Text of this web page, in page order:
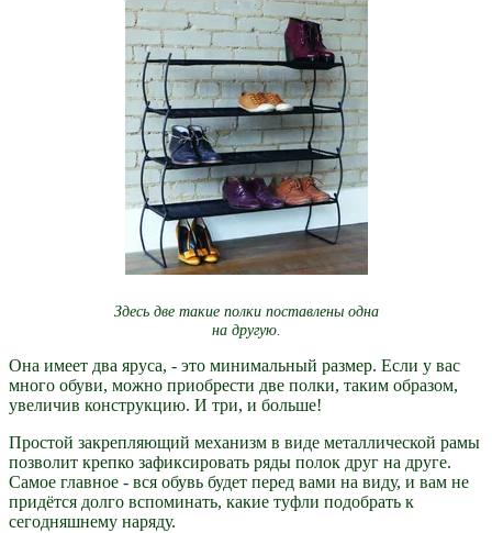
Здесь две такие полки поставлены одна
на другую.
Она имеет два яруса, - это минимальный размер. Если у вас
много обуви, можно приобрести две полки, таким образом,
увеличив конструкцию. И три, и больше!
Простой закрепляющий механизм в виде металлической рамы
позволит крепко зафиксировать ряды полок друг на друге.
Самое главное - вся обувь будет перед вами на виду, и вам не
придётся долго вспоминать, какие туфли подобрать к
сегодняшнему наряду.